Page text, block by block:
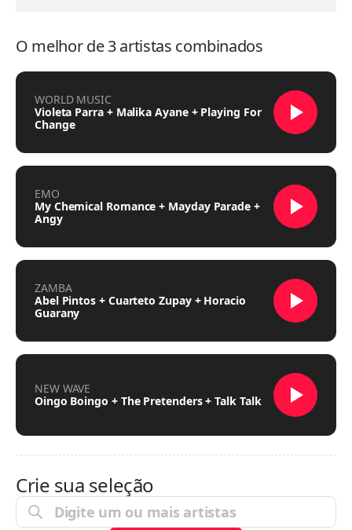
O melhor de 3 artistas combinados
WORLD MUSIC
Violeta Parra + Malika Ayane + Playing For
Change
EMO
My Chemical Romance + Mayday Parade +
Angy
ZAMBA
Abel Pintos + Cuarteto Zupay + Horacio
Guarany
NEW WAVE
Oingo Boingo + The Pretenders + Talk Talk
Crie sua seleção